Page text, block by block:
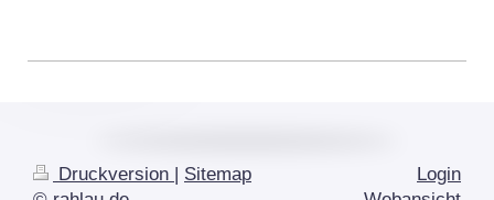
Druckversion | Sitemap
Login